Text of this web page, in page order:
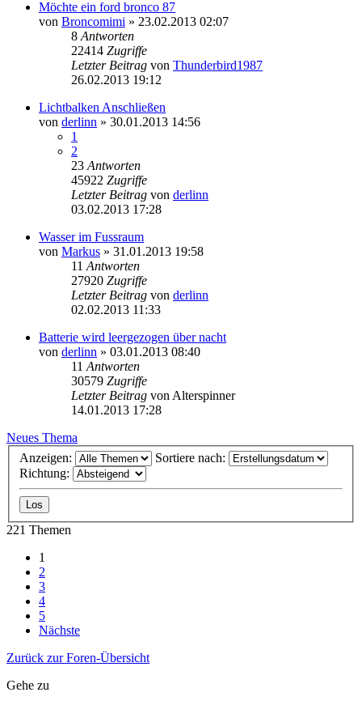
Möchte ein ford bronco 87
von Broncomimi » 23.02.2013 02:07
8 Antworten
22414 Zugriffe
Letzter Beitrag von Thunderbird1987
26.02.2013 19:12
Lichtbalken Anschließen
von derlinn » 30.01.2013 14:56
1
2
23 Antworten
45922 Zugriffe
Letzter Beitrag von derlinn
03.02.2013 17:28
Wasser im Fussraum
von Markus » 31.01.2013 19:58
11 Antworten
27920 Zugriffe
Letzter Beitrag von derlinn
02.02.2013 11:33
Batterie wird leergezogen über nacht
von derlinn » 03.01.2013 08:40
11 Antworten
30579 Zugriffe
Letzter Beitrag von Alterspinner
14.01.2013 17:28
Neues Thema
Anzeigen:
Sortiere nach:
Richtung:
221 Themen
1
2
3
4
5
Nächste
Zurück zur Foren-Übersicht
Gehe zu